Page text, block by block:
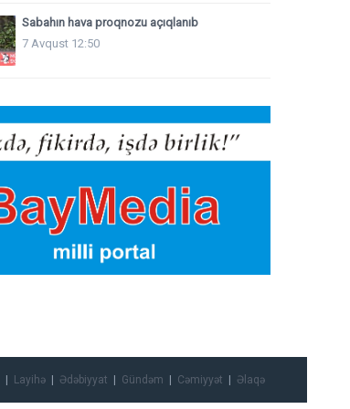
Sabahın hava proqnozu açıqlanıb
7 Avqust 12:50
Layihə Ədəbiyyat Gündəm Cəmiyyət Əlaqə